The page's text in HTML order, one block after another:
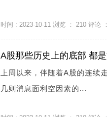
时间 : 2023-10-11 浏览 ： 210 评论 ：
A股那些历史上的底部 都
上周以来，伴随着A股的连续
几则消息面利空因素的...